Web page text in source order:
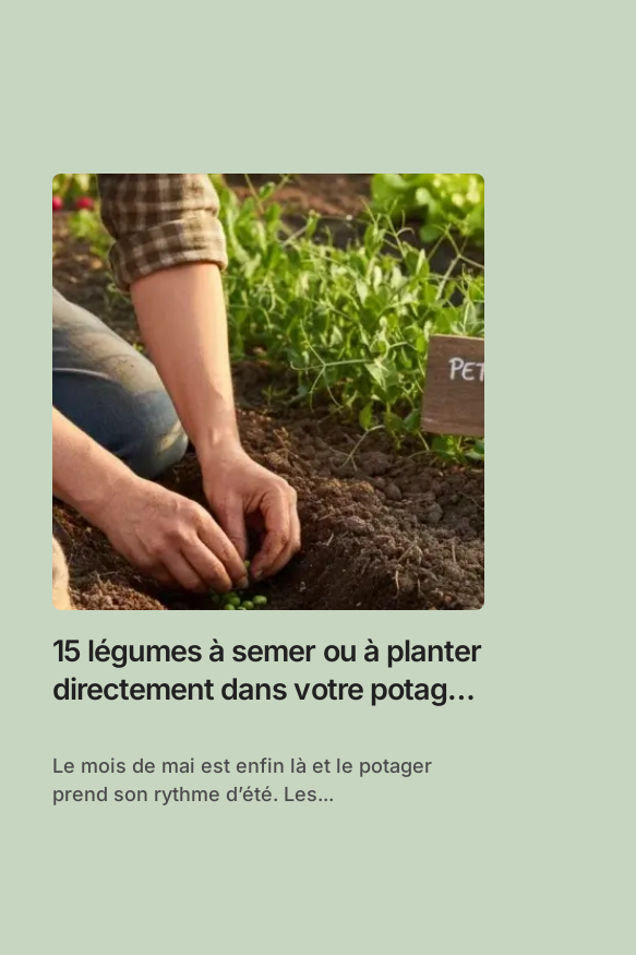
15 légumes à semer ou à planter
directement dans votre potager
Le mois de mai est enfin là et le potager
prend son rythme d’été. Les...